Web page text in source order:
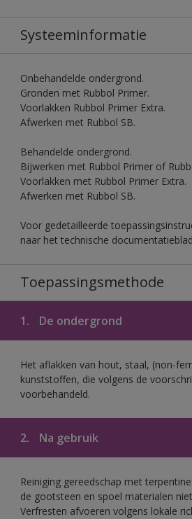
Systeeminformatie
Onbehandelde ondergrond.
Gronden met Rubbol Primer.
Voorlakken Rubbol Primer Extra.
Afwerken met Rubbol SB.
Behandelde ondergrond.
Bijwerken met Rubbol Primer of
Voorlakken met Rubbol Primer Extra.
Afwerken met Rubbol SB.
Voor gedetailleerde
naar het technische
Toepassingsmethode
1. De ondergrond
Het aflakken van hout, staal, (non-
kunststoffen, die volgens de
voorbehandeld.
2. Na gebruik
Reiniging gereedschap met
de gootsteen en spoel materialen
Verfresten afvoeren volgens lokale